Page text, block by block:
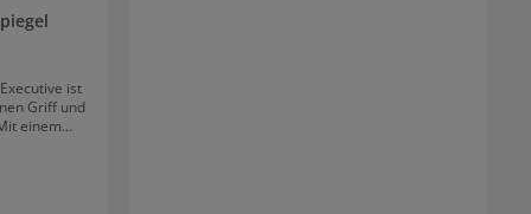
ist
Griff und
einem